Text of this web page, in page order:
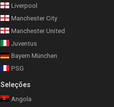
Liverpool
Manchester City
Manchester United
Juventus
Bayern München
PSG
Seleções
Angola